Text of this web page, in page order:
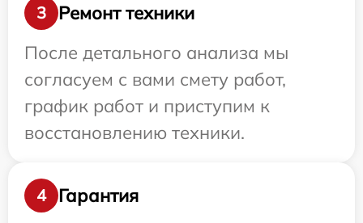
3
Ремонт техники
После детального анализа мы
согласуем с вами смету работ,
график работ и приступим к
восстановлению техники.
4
Гарантия